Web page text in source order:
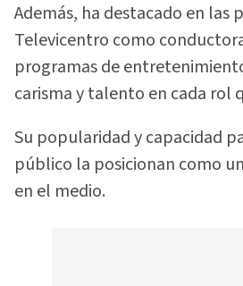
Además, ha destacado en las
Televicentro como
programas de
carisma y talento en cada rol
Su popularidad y capacidad
público la posicionan como
en el medio.